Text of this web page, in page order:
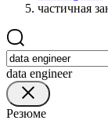
частичная
data engineer
Резюме